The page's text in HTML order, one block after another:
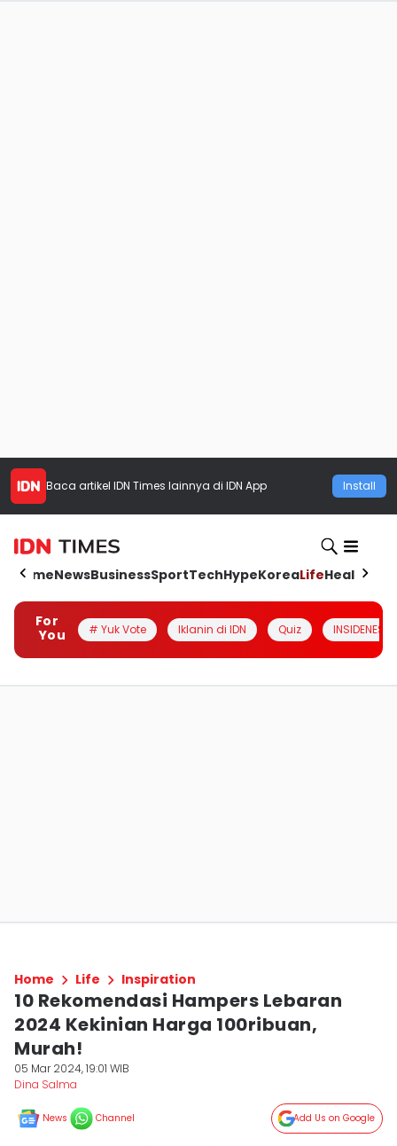
Baca artikel IDN Times lainnya di IDN App Install
HomeNewsBusinessSportTechHypeKoreaLifeHealth
For
You
# Yuk Vote Iklanin di IDN Quiz INSIDENESIA
Home Life Inspiration
10 Rekomendasi Hampers Lebaran
2024 Kekinian Harga 100ribuan,
Murah!
05 Mar 2024, 19:01 WIB
Dina Salma
News Channel Add Us on Google